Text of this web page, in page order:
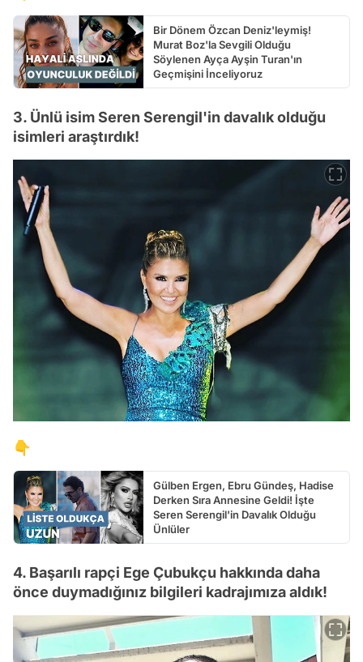
Bir Dönem Özcan Deniz'leymiş!
Murat Boz'la Sevgili Olduğu
Söylenen Ayça Ayşin Turan'ın
Geçmişini İnceliyoruz
3. Ünlü isim Seren Serengil'in davalık olduğu
isimleri araştırdık!
👇
Gülben Ergen, Ebru Gündeş, Hadise
Derken Sıra Annesine Geldi! İşte
Seren Serengil'in Davalık Olduğu
Ünlüler
4. Başarılı rapçi Ege Çubukçu hakkında daha
önce duymadığınız bilgileri kadrajımıza aldık!